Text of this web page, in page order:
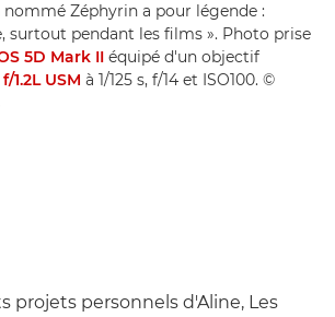
Zéphyrin a pour légende :
surtout pendant les films ». Photo prise
5D Mark II équipé d'un objectif
1.2L USM à 1/125 s, f/14 et ISO100. ©
projets personnels d'Aline, Les